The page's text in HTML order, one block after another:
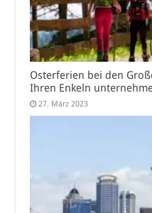
Osterferien bei den
Ihren Enkeln
27. März 2023